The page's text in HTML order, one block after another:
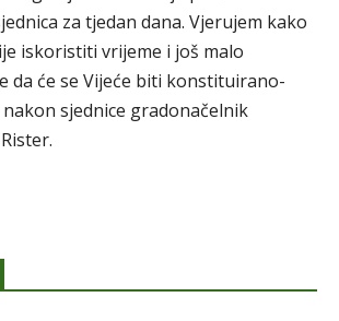
za tjedan dana. Vjerujem kako
iskoristiti vrijeme i još malo
da će se Vijeće biti konstituirano-
sjednice gradonačelnik